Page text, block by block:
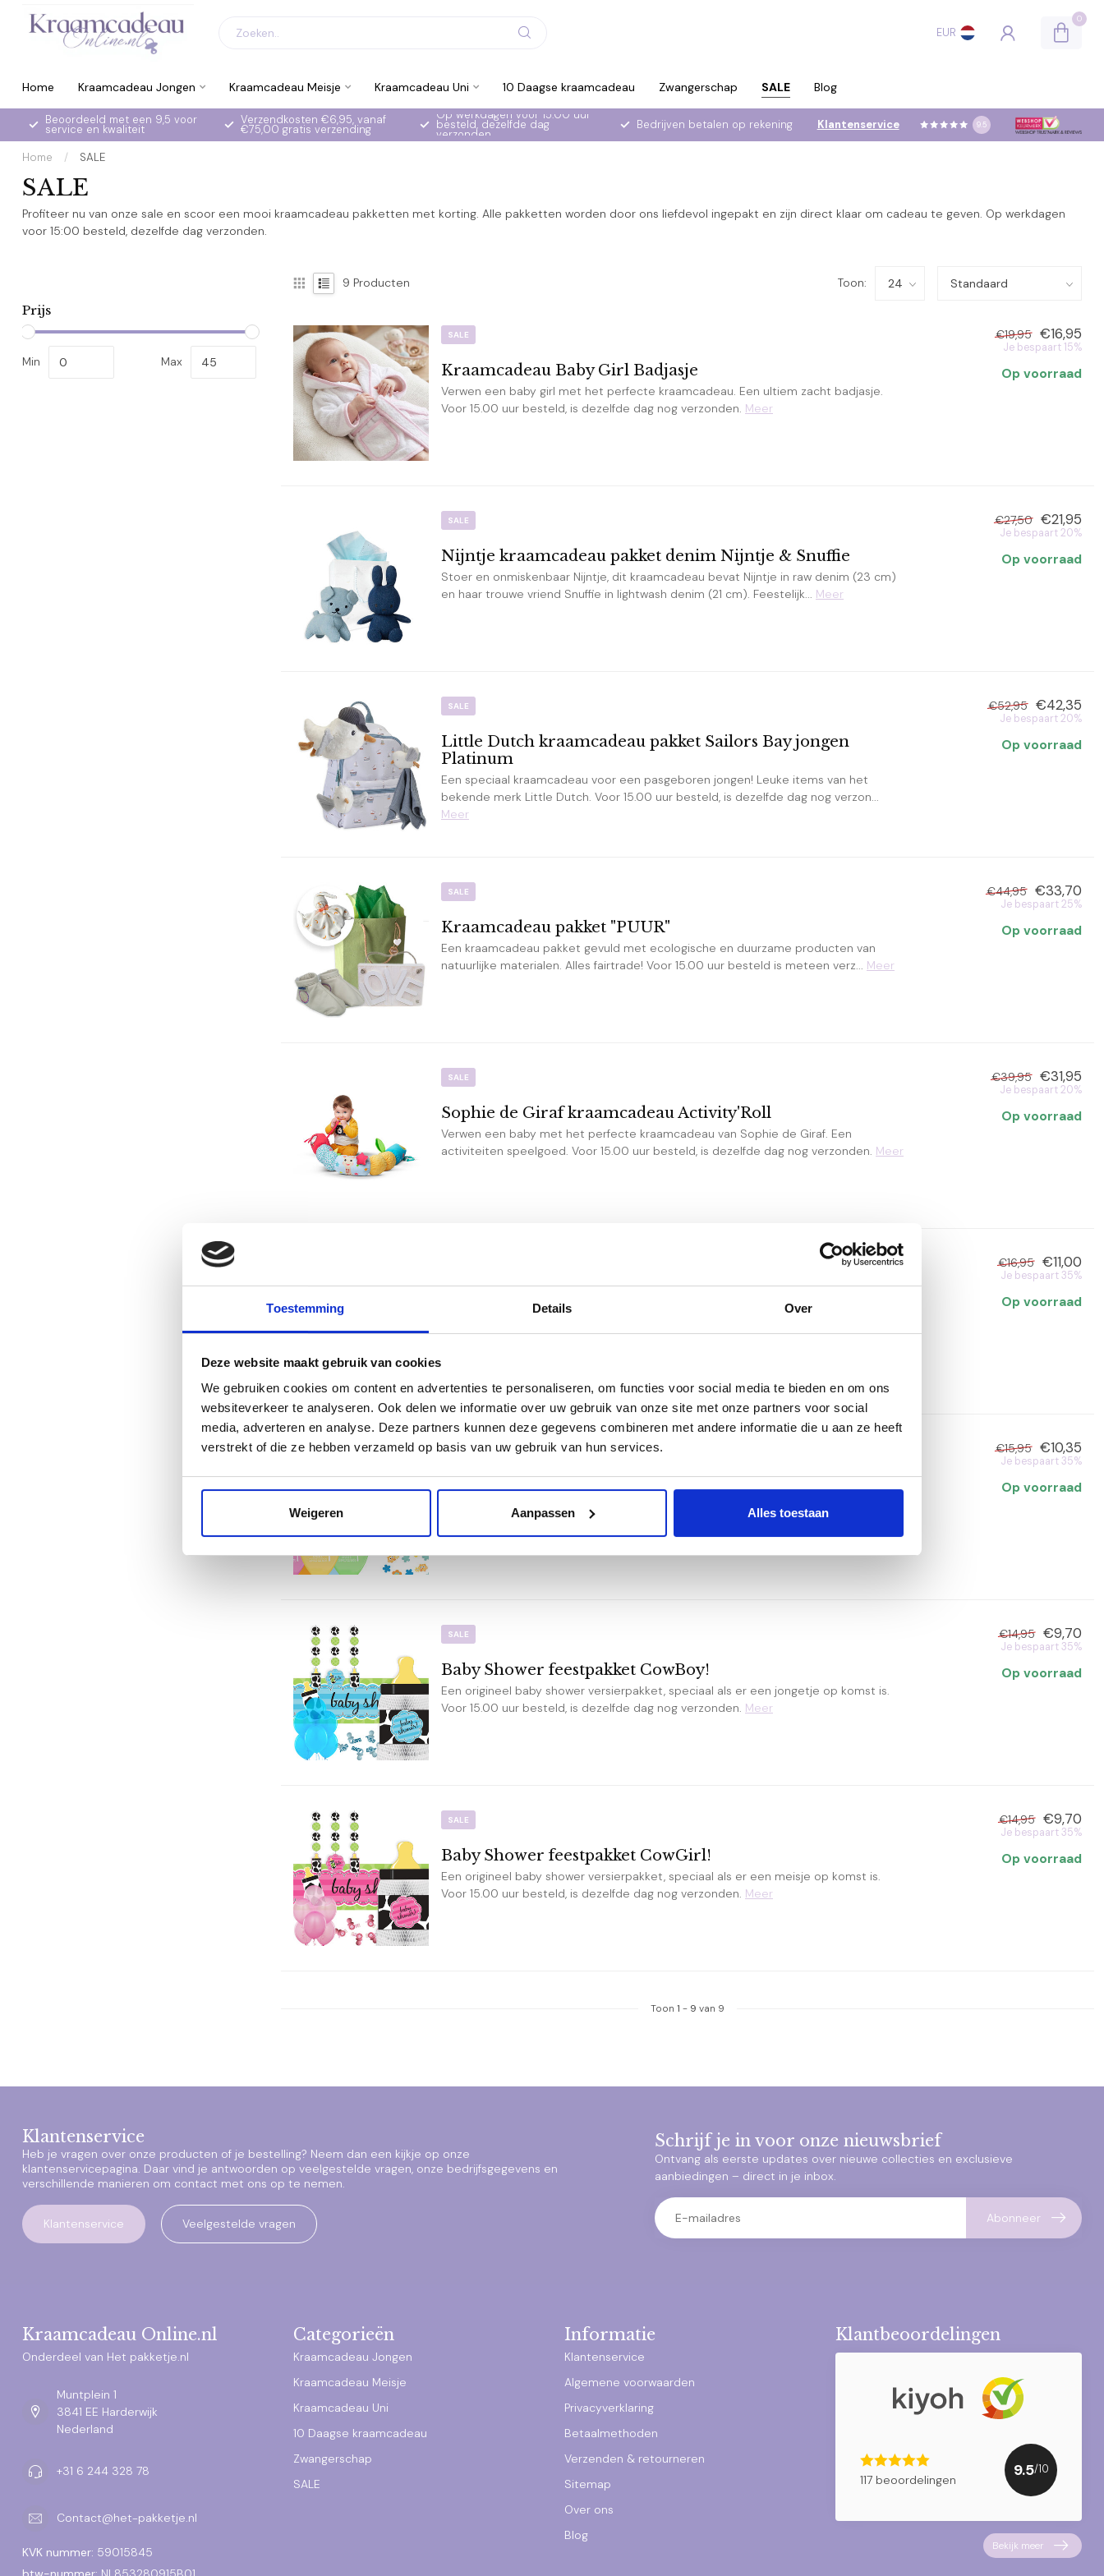
Toestemming Details Over
Deze website maakt gebruik van cookies
We gebruiken cookies om content en advertenties te personaliseren, om functies voor social media te bieden en om ons
websiteverkeer te analyseren. Ook delen we informatie over uw gebruik van onze site met onze partners voor social
media, adverteren en analyse. Deze partners kunnen deze gegevens combineren met andere informatie die u aan ze heeft
verstrekt of die ze hebben verzameld op basis van uw gebruik van hun services.
Weigeren Aanpassen Alles toestaan
EUR
0
Home Kraamcadeau Jongen Kraamcadeau Meisje Kraamcadeau Uni 10 Daagse kraamcadeau Zwangerschap SALE Blog
Beoordeeld met een 9,5 voor
service en kwaliteit
Verzendkosten €6,95, vanaf
€75,00 gratis verzending
Op werkdagen voor 15:00 uur
besteld, dezelfde dag
verzonden
Bedrijven betalen op rekening Klantenservice 9.5
Home / SALE
SALE
Profiteer nu van onze sale en scoor een mooi kraamcadeau pakketten met korting. Alle pakketten worden door ons liefdevol ingepakt en zijn direct klaar om cadeau te geven. Op werkdagen
voor 15:00 besteld, dezelfde dag verzonden.
Prijs
Min Max
9 Producten Toon:
SALE
Kraamcadeau Baby Girl Badjasje
Verwen een baby girl met het perfecte kraamcadeau. Een ultiem zacht badjasje.
Voor 15.00 uur besteld, is dezelfde dag nog verzonden. Meer
€19,95 €16,95
Je bespaart 15%
Op voorraad
SALE
Nijntje kraamcadeau pakket denim Nijntje & Snuffie
Stoer en onmiskenbaar Nijntje, dit kraamcadeau bevat Nijntje in raw denim (23 cm)
en haar trouwe vriend Snuffie in lightwash denim (21 cm). Feestelijk... Meer
€27,50 €21,95
Je bespaart 20%
Op voorraad
SALE
Little Dutch kraamcadeau pakket Sailors Bay jongen
Platinum
Een speciaal kraamcadeau voor een pasgeboren jongen! Leuke items van het
bekende merk Little Dutch. Voor 15.00 uur besteld, is dezelfde dag nog verzon...
Meer
€52,95 €42,35
Je bespaart 20%
Op voorraad
SALE
Kraamcadeau pakket "PUUR"
Een kraamcadeau pakket gevuld met ecologische en duurzame producten van
natuurlijke materialen. Alles fairtrade! Voor 15.00 uur besteld is meteen verz... Meer
€44,95 €33,70
Je bespaart 25%
Op voorraad
SALE
Sophie de Giraf kraamcadeau Activity'Roll
Verwen een baby met het perfecte kraamcadeau van Sophie de Giraf. Een
activiteiten speelgoed. Voor 15.00 uur besteld, is dezelfde dag nog verzonden. Meer
€39,95 €31,95
Je bespaart 20%
Op voorraad
Voor 15.00 uur besteld is dezelfde dag nog verzonden. Meer
€16,95 €11,00
Je bespaart 35%
Op voorraad
SALE
Een baby op komst en niet weten of het een jongen of meisje wordt, dan is dit het
perfecte versierpakket voor een baby shower. Vandaag voor 15.00 uur ...
€15,95 €10,35
Je bespaart 35%
Op voorraad
SALE
Baby Shower feestpakket CowBoy!
Een origineel baby shower versierpakket, speciaal als er een jongetje op komst is.
Voor 15.00 uur besteld, is dezelfde dag nog verzonden. Meer
€14,95 €9,70
Je bespaart 35%
Op voorraad
SALE
Baby Shower feestpakket CowGirl!
Een origineel baby shower versierpakket, speciaal als er een meisje op komst is.
Voor 15.00 uur besteld, is dezelfde dag nog verzonden. Meer
€14,95 €9,70
Je bespaart 35%
Op voorraad
Toon 1 - 9 van 9
Klantenservice
Heb je vragen over onze producten of je bestelling? Neem dan een kijkje op onze
klantenservicepagina. Daar vind je antwoorden op veelgestelde vragen, onze bedrijfsgegevens en
verschillende manieren om contact met ons op te nemen.
Klantenservice Veelgestelde vragen
Schrijf je in voor onze nieuwsbrief
Ontvang als eerste updates over nieuwe collecties en exclusieve
aanbiedingen – direct in je inbox.
Abonneer
Kraamcadeau Online.nl
Onderdeel van Het pakketje.nl
Muntplein 1
3841 EE Harderwijk
Nederland
+31 6 244 328 78
Contact@het-pakketje.nl
KVK nummer: 59015845
Categorieën
Kraamcadeau Jongen
Kraamcadeau Meisje
Kraamcadeau Uni
10 Daagse kraamcadeau
Zwangerschap
SALE
Informatie
Klantenservice
Algemene voorwaarden
Privacyverklaring
Betaalmethoden
Verzenden & retourneren
Sitemap
Over ons
Blog
Klantbeoordelingen
117 beoordelingen
9.5/10
Bekijk meer